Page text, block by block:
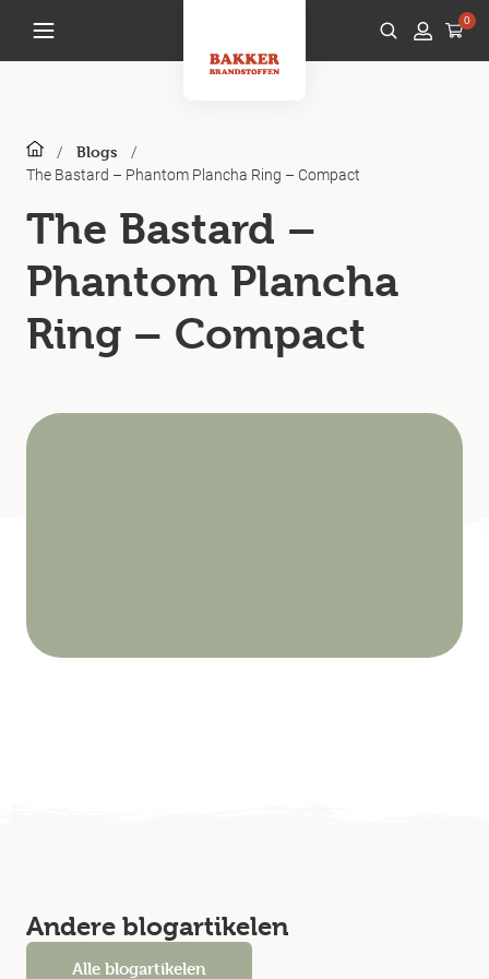
0
/ Blogs
/
The Bastard – Phantom Plancha Ring – Compact
The Bastard –
Phantom Plancha
Ring – Compact
Andere blogartikelen
Alle blogartikelen